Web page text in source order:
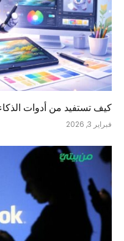
كيف تستفيد من أدوات
فبراير 3, 2026